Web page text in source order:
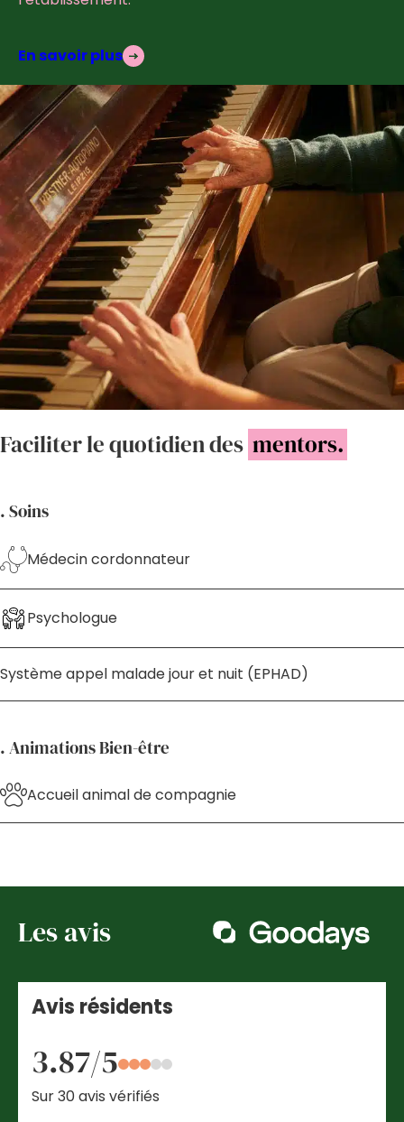
En savoir plus
Faciliter le quotidien des mentors.
. Soins
Médecin cordonnateur
Psychologue
Système appel malade jour et nuit (EPHAD)
. Animations Bien-être
Accueil animal de compagnie
Les avis
Avis résidents
3.87/5
Sur 30 avis vérifiés